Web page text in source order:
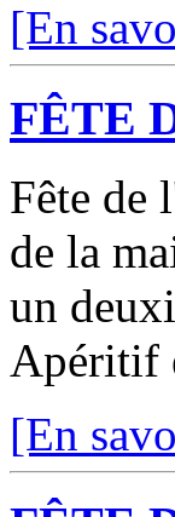
[En
FÊTE
Fête de
de la
un
Apéritif
[En